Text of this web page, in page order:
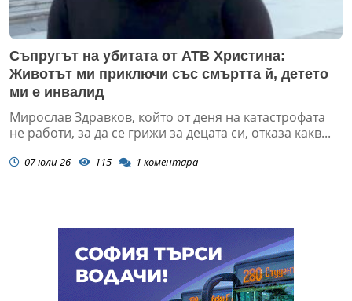
Съпругът на убитата от АТВ Христина:
Животът ми приключи със смъртта й, детето
ми е инвалид
Мирослав Здравков, който от деня на катастрофата
не работи, за да се грижи за децата си, отказа какв...
07 юли 26 115 1 коментара